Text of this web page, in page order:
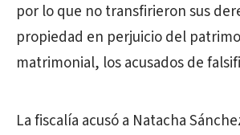
por lo que no transfirieron sus
propiedad en perjuicio del
matrimonial, los acusados de
La fiscalía acusóa Natacha